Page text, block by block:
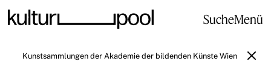
SucheMenü
Kunstsammlungen der Akademie der bildenden Künste Wien